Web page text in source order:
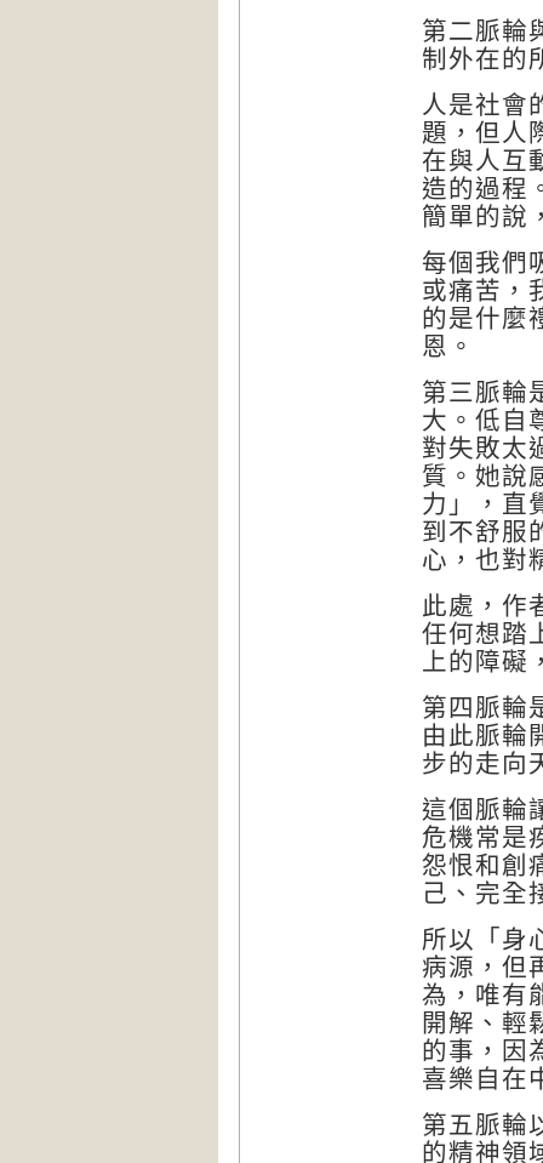
第二脈輪
制外在的
人是社會
題，但人
在與人互
造的過程
簡單的說
每個我們
或痛苦，
的是什麼
恩。
第三脈輪
大。低自
對失敗太
質。她說
力」，直
到不舒服
心，也對
此處，作
任何想踏
上的障
第四脈輪
由此脈輪
步的走向
這個脈輪
危機常是
怨恨和創
己、完全
所以「身
病源，但
為，唯有
開解、輕
的事，因
喜樂自在
第五脈輪
的精神領